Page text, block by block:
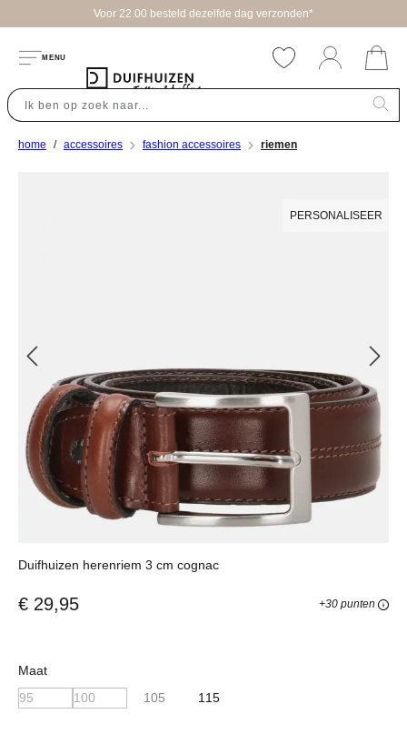
Voor 22.00 besteld dezelfde dag verzonden*
MENU
home accessoires fashion accessoires riemen
PERSONALISEER
Duifhuizen herenriem 3 cm cognac
€ 29,95 +30 punten
Selecteer
Maat
95 (Deze optie is momenteel niet beschikbaar.)
100 (Deze optie is momenteel niet beschikbaar.)
105 115